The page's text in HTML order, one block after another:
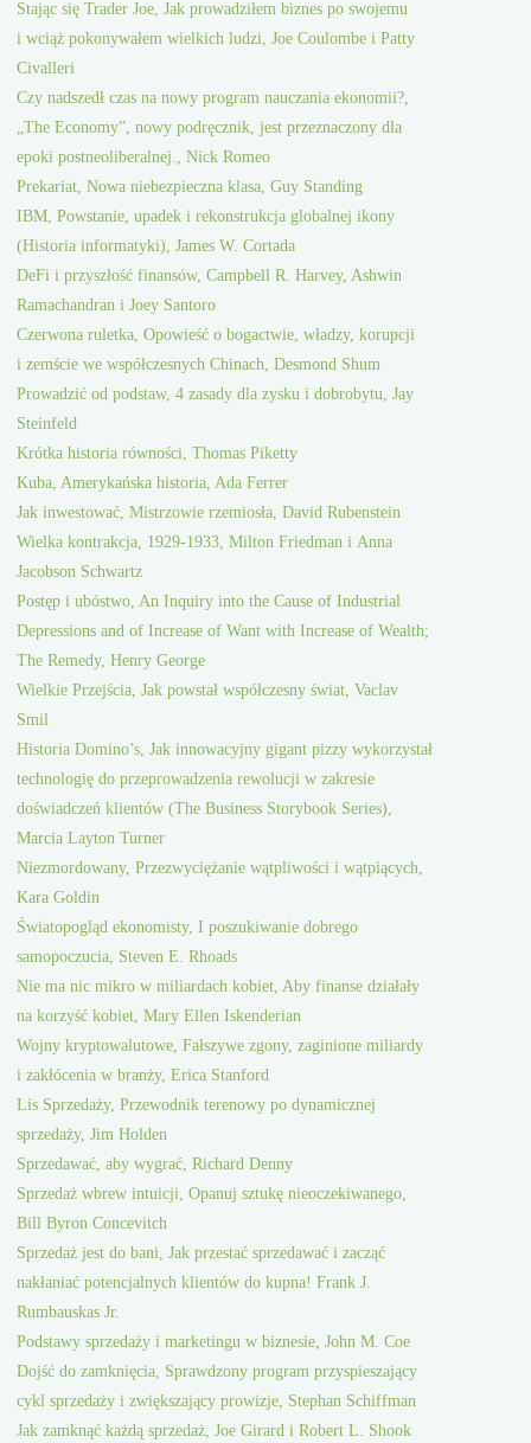
Stając się Trader Joe, Jak prowadziłem biznes po swojemu
i wciąż pokonywałem wielkich ludzi, Joe Coulombe i Patty
Civalleri
Czy nadszedł czas na nowy program nauczania ekonomii?,
„The Economy”, nowy podręcznik, jest przeznaczony dla
epoki postneoliberalnej., Nick Romeo
Prekariat, Nowa niebezpieczna klasa, Guy Standing
IBM, Powstanie, upadek i rekonstrukcja globalnej ikony
(Historia informatyki), James W. Cortada
DeFi i przyszłość finansów, Campbell R. Harvey, Ashwin
Ramachandran i Joey Santoro
Czerwona ruletka, Opowieść o bogactwie, władzy, korupcji
i zemście we współczesnych Chinach, Desmond Shum
Prowadzić od podstaw, 4 zasady dla zysku i dobrobytu, Jay
Steinfeld
Krótka historia równości, Thomas Piketty
Kuba, Amerykańska historia, Ada Ferrer
Jak inwestować, Mistrzowie rzemiosła, David Rubenstein
Wielka kontrakcja, 1929-1933, Milton Friedman i Anna
Jacobson Schwartz
Postęp i ubóstwo, An Inquiry into the Cause of Industrial
Depressions and of Increase of Want with Increase of Wealth;
The Remedy, Henry George
Wielkie Przejścia, Jak powstał współczesny świat, Vaclav
Smil
Historia Domino’s, Jak innowacyjny gigant pizzy wykorzystał
technologię do przeprowadzenia rewolucji w zakresie
doświadczeń klientów (The Business Storybook Series),
Marcia Layton Turner
Niezmordowany, Przezwyciężanie wątpliwości i wątpiących,
Kara Goldin
Światopogląd ekonomisty, I poszukiwanie dobrego
samopoczucia, Steven E. Rhoads
Nie ma nic mikro w miliardach kobiet, Aby finanse działały
na korzyść kobiet, Mary Ellen Iskenderian
Wojny kryptowalutowe, Fałszywe zgony, zaginione miliardy
i zakłócenia w branży, Erica Stanford
Lis Sprzedaży, Przewodnik terenowy po dynamicznej
sprzedaży, Jim Holden
Sprzedawać, aby wygrać, Richard Denny
Sprzedaż wbrew intuicji, Opanuj sztukę nieoczekiwanego,
Bill Byron Concevitch
Sprzedaż jest do bani, Jak przestać sprzedawać i zacząć
nakłaniać potencjalnych klientów do kupna! Frank J.
Rumbauskas Jr.
Podstawy sprzedaży i marketingu w biznesie, John M. Coe
Dojść do zamknięcia, Sprawdzony program przyspieszający
cykl sprzedaży i zwiększający prowizje, Stephan Schiffman
Jak zamknąć każdą sprzedaż, Joe Girard i Robert L. Shook